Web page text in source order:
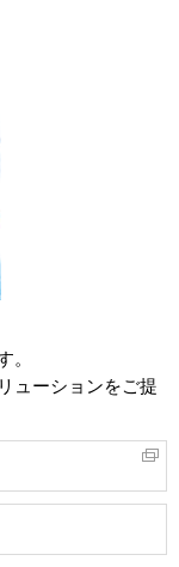
。
ューションをご提